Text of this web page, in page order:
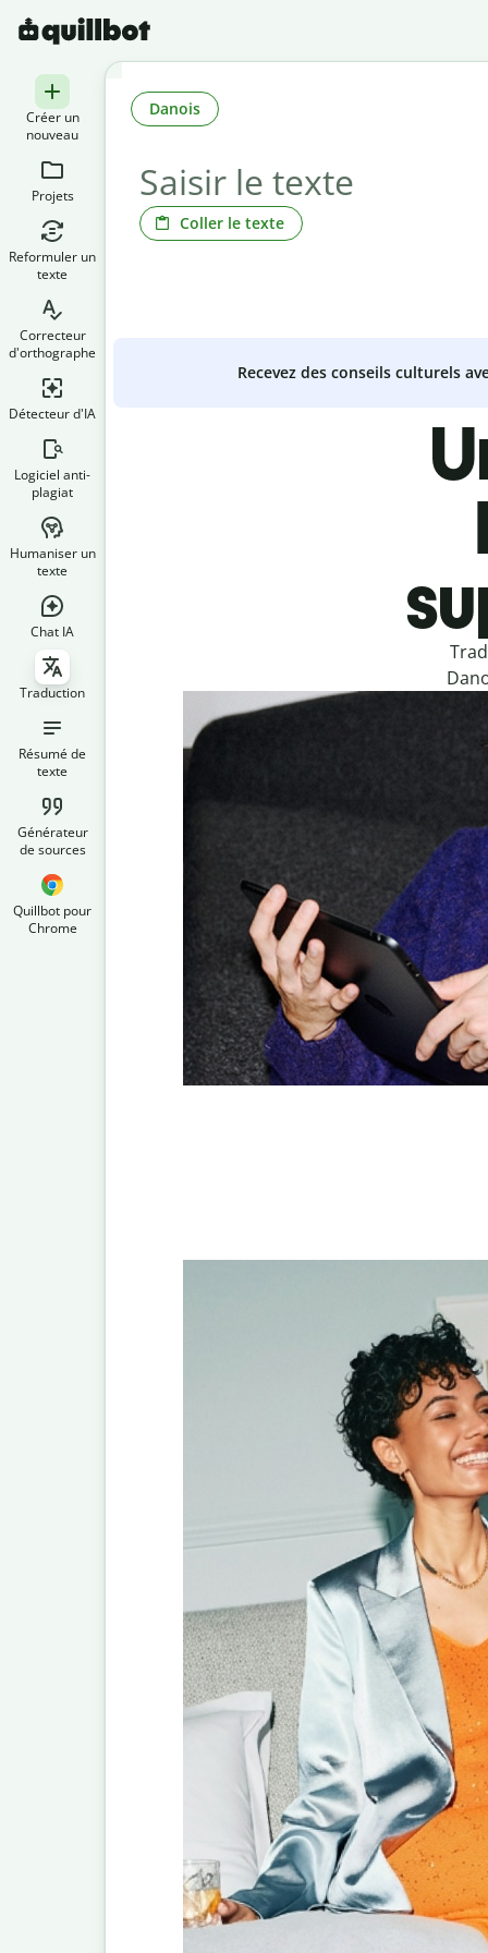
Créer un
nouveau
Projets
Reformuler un
texte
Correcteur
d'orthographe
Détecteur d'IA
Logiciel anti-
plagiat
Humaniser un
texte
Chat IA
Traduction
Résumé de
texte
Générateur
de sources
Quillbot pour
Chrome
Coller le texte
Danois
Recevez des conseils culturels